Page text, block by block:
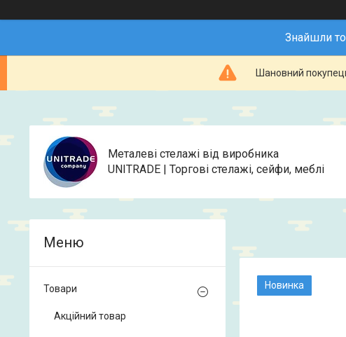
Знайшли
Шановний
Металеві стелажі від виробника
UNITRADE | Торгові стелажі, сейфи, меблі
Новинка
Товари
Акційний товар